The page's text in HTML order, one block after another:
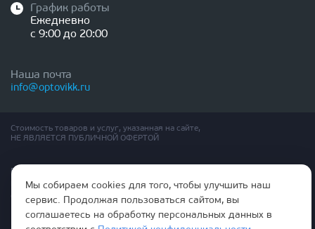
График работы
Ежедневно
с 9:00 до 20:00
Наша почта
info@optovikk.ru
Стоимость товаров и услуг, указанная на сайте,
НЕ ЯВЛЯЕТСЯ ПУБЛИЧНОЙ ОФЕРТОЙ
Правила эксплутации входных и межкомнатных дверей
Политика обработки персональных данных
Согласие на обработку персональных данных
Мы собираем cookies для того, чтобы улучшить наш
сервис. Продолжая пользоваться сайтом, вы
соглашаетесь на обработку персональных данных в